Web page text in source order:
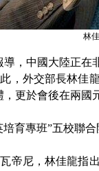
林
中國大陸正在
，外交部長林佳
更於會後在兩國
專班”五校聯
尼，林佳龍指